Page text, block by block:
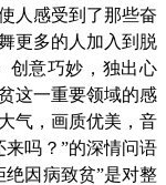
人感受到了那些奋
更多的人加入到脱
创意巧妙，独出心
这一重要领域的感
气，画质优美，音
来吗？”的深情问语
因病致贫”是对整